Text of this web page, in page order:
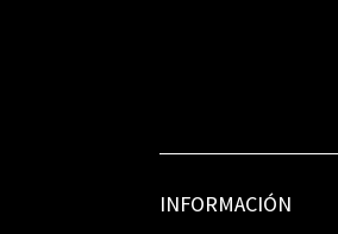
INFORMACIÓN